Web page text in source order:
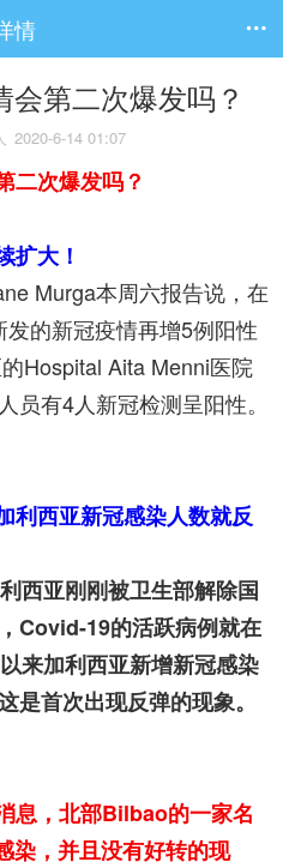
情 
第二次爆发吗？
2020-6-14 01:07
二次爆发吗？
扩大！
Murga本周六报告说，在
的新冠疫情再增5例阳性
Hospital Aita Menni医院
员有4人新冠检测呈阳性。
利西亚新冠感染人数就反
西亚刚刚被卫生部解除国
Covid-19的活跃病例就在
来加利西亚新增新冠感染
是首次出现反弹的现象。
息，北部Bilbao的一家名
染，并且没有好转的现